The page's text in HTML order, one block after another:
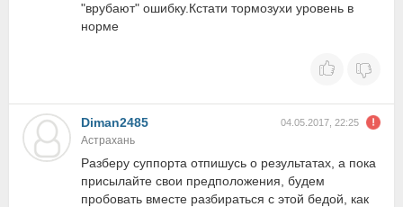
"врубают" ошибку.Кстати тормозухи уровень в
норме
Diman2485 04.05.2017, 22:25
Астрахань
Разберу суппорта отпишусь о результатах, а пока
присылайте свои предположения, будем
пробовать вместе разбираться с этой бедой, как